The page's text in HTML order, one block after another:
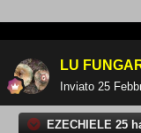
LU
Inviato 25
EZECHIELE 25